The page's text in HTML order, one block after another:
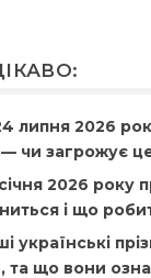
липня 2026
— чи загрожує
2026 року
і що
українські
та що вони